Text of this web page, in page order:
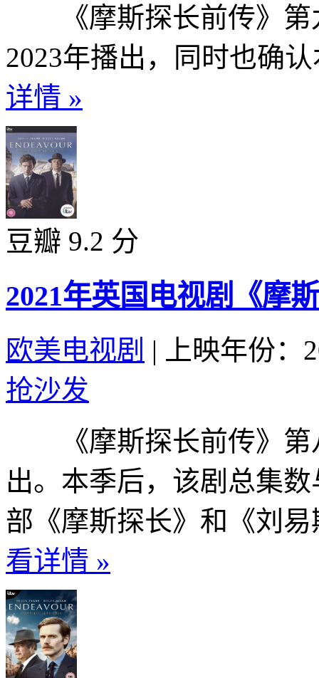
《摩斯探长前传》第
2023年播出，同时也确
详情 »
豆瓣 9.2 分
2021年英国电视剧《摩
欧美电视剧 |
上映年份：
抢沙发
《摩斯探长前传》第
出。本季后，该剧总集
部《摩斯探长》和《刘
看详情 »